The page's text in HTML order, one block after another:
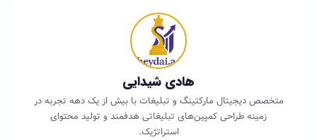
هادی شیدایی
متخصص دیجیتال مارکتینگ و تبلیغات با بیش از یک دهه تجربه در
زمینه طراحی کمپین‌های تبلیغاتی هدفمند و تولید محتوای
استراتژیک.